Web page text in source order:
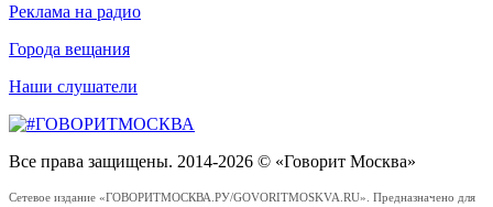
Реклама на радио
Города вещания
Наши слушатели
Все права защищены. 2014-2026 © «Говорит Москва»
Сетевое издание «ГОВОРИТМОСКВА.РУ/GOVORITMOSKVA.RU». Предназначено для